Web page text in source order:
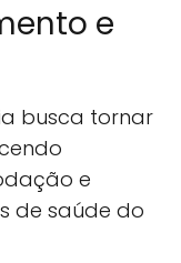
e
busca tornar
e
de saúde do